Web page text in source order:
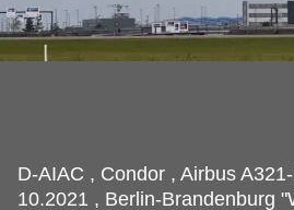
D-AIAC , Condor , Airbus
10.2021 , Berlin-Brandenburg